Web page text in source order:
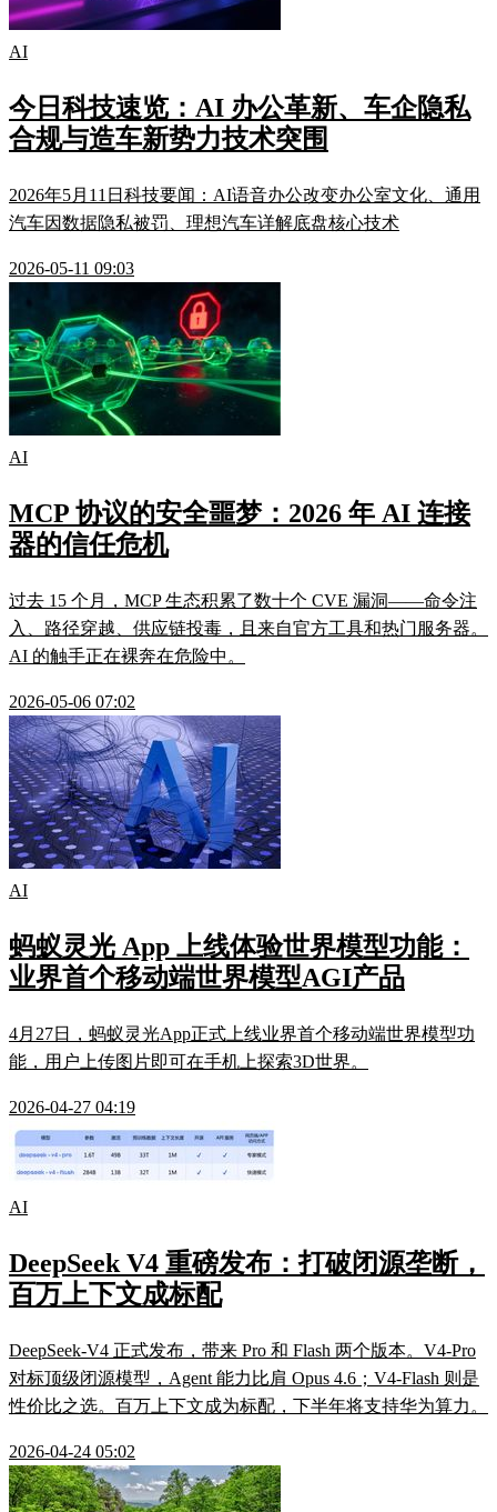
AI
今日科技速览：AI 办公革新、车企隐私
合规与造车新势力技术突围
2026年5月11日科技要闻：AI语音办公改变办公室文化、通用
汽车因数据隐私被罚、理想汽车详解底盘核心技术
2026-05-11 09:03
AI
MCP 协议的安全噩梦：2026 年 AI 连接
器的信任危机
过去 15 个月，MCP 生态积累了数十个 CVE 漏洞——命令注
入、路径穿越、供应链投毒，且来自官方工具和热门服务器。
AI 的触手正在裸奔在危险中。
2026-05-06 07:02
AI
蚂蚁灵光 App 上线体验世界模型功能：
业界首个移动端世界模型AGI产品
4月27日，蚂蚁灵光App正式上线业界首个移动端世界模型功
能，用户上传图片即可在手机上探索3D世界。
2026-04-27 04:19
AI
DeepSeek V4 重磅发布：打破闭源垄断，
百万上下文成标配
DeepSeek-V4 正式发布，带来 Pro 和 Flash 两个版本。V4-Pro
对标顶级闭源模型，Agent 能力比肩 Opus 4.6；V4-Flash 则是
性价比之选。百万上下文成为标配，下半年将支持华为算力。
2026-04-24 05:02